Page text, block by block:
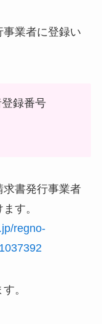
業者に登録い
録番号
求書発行事業者
す。
regno-
。